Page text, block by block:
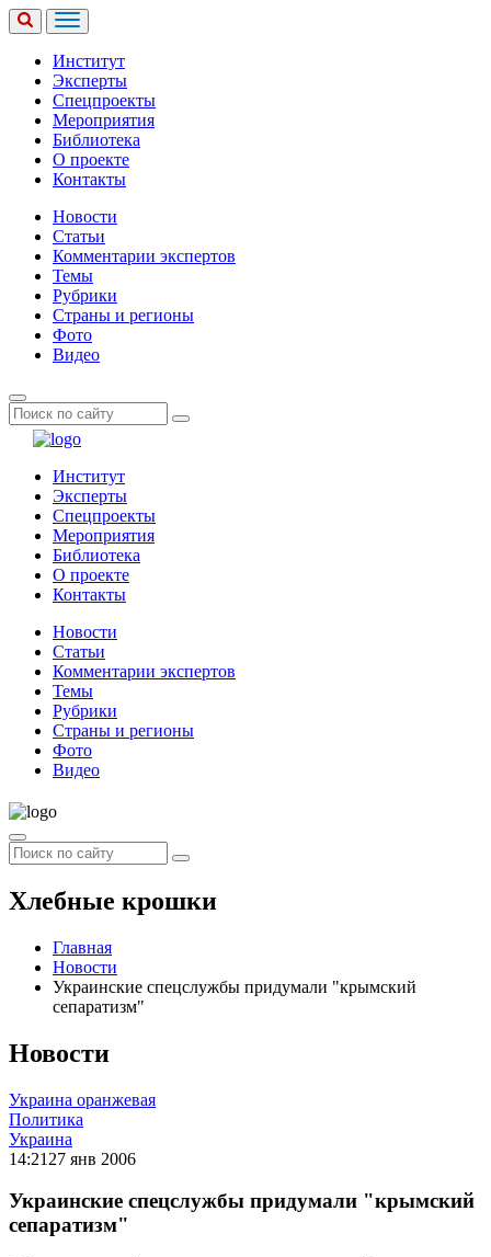
Институт
Эксперты
Спецпроекты
Мероприятия
Библиотека
О проекте
Контакты
Новости
Статьи
Комментарии экспертов
Темы
Рубрики
Страны и регионы
Фото
Видео
Институт
Эксперты
Спецпроекты
Мероприятия
Библиотека
О проекте
Контакты
Новости
Статьи
Комментарии экспертов
Темы
Рубрики
Страны и регионы
Фото
Видео
Хлебные крошки
Главная
Новости
Украинские спецслужбы придумали "крымский
сепаратизм"
Новости
Украина оранжевая
Политика
Украина
14:21 27 янв 2006
Украинские спецслужбы придумали "крымский
сепаратизм"